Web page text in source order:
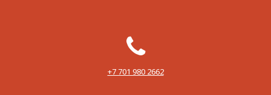
‪+7 701 980 2662‬